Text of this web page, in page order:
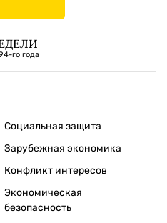
го года
Социальная защита
Зарубежная экономика
Конфликт интересов
Экономическая
безопасность